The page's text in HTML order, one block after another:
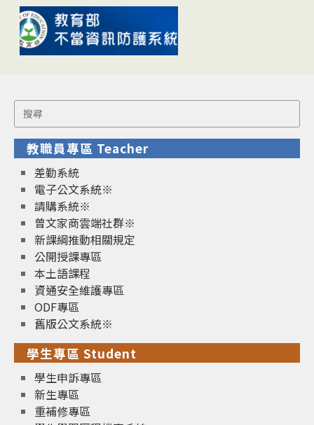
Search
for:
教職員專區 Teacher
差勤系統
電子公文系統※
請購系統※
曾文家商雲端社群※
新課綱推動相關規定
公開授課專區
本土語課程
資通安全維護專區
ODF專區
舊版公文系統※
學生專區 Student
學生申訴專區
新生專區
重補修專區